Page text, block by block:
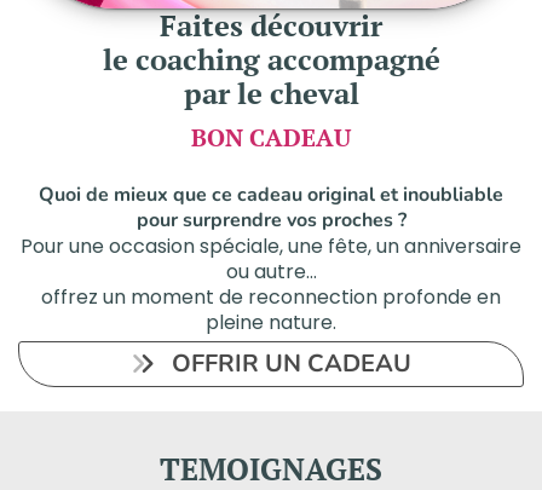
Faites découvrir
le coaching accompagné
par le cheval
BON CADEAU
Quoi de mieux que ce cadeau original et inoubliable
pour surprendre vos proches ?
Pour une occasion spéciale, une fête, un anniversaire
ou autre...
offrez un moment de reconnection profonde en
pleine nature.
OFFRIR UN CADEAU
TEMOIGNAGES